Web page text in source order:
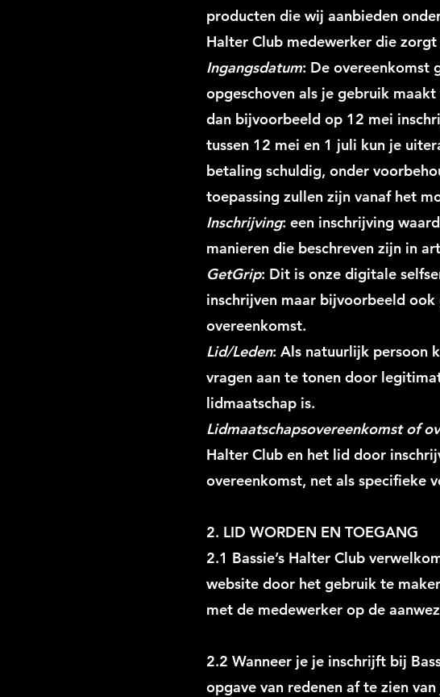
producten die wij aanbieden
Halter Club medewerker die zorgt
Ingangsdatum: De overeenkomst
opgeschoven als je gebruik
dan bijvoorbeeld op 12 mei
tussen 12 mei en 1 juli kun je
betaling schuldig, onder
toepassing zullen zijn vanaf het
Inschrijving: een inschrijving
manieren die beschreven zijn in
GetGrip: Dit is onze digitale
inschrijven maar bijvoorbeeld
overeenkomst.
Lid/Leden: Als natuurlijk persoon
vragen aan te tonen door
lidmaatschap is.
Lidmaatschapsovereenkomst of
Halter Club en het lid door
overeenkomst, net als specifieke
2. LID WORDEN EN TOEGANG
2.1 Bassie’s Halter Club
website door het gebruik te
met de medewerker op de
2.2 Wanneer je je inschrijft bij
opgave van redenen af te zien